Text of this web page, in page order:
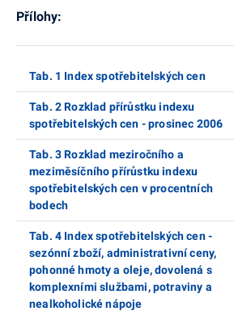
Přílohy:
Tab. 1 Index spotřebitelských cen
Tab. 2 Rozklad přírůstku indexu
spotřebitelských cen - prosinec 2006
Tab. 3 Rozklad meziročního a
meziměsíčního přírůstku indexu
spotřebitelských cen v procentních
bodech
Tab. 4 Index spotřebitelských cen -
sezónní zboží, administrativní ceny,
pohonné hmoty a oleje, dovolená s
komplexními službami, potraviny a
nealkoholické nápoje